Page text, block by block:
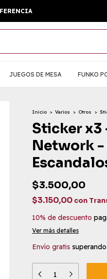
JUEGOS DE MESA FUNKO
Inicio > Varios > Otros >
Sticker x3
Network -
$3.500,00
$3.150,00 con
10% de descuento
Ver más detalles
Envío gratis